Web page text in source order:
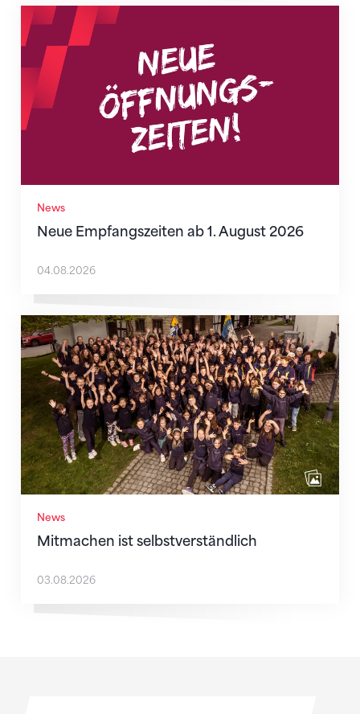
News
Neue Empfangszeiten ab 1. August 2026
Neue Empfangszeiten ab 1. August 2026
04.08.2026
News
Mitmachen ist selbstverständlich
Mitmachen ist selbstverständlich
03.08.2026